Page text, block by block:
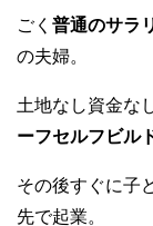
ごく 普通のサラ
の夫婦。
土地なし資金な
ーフセルフビル
その後すぐに子
先で起業。